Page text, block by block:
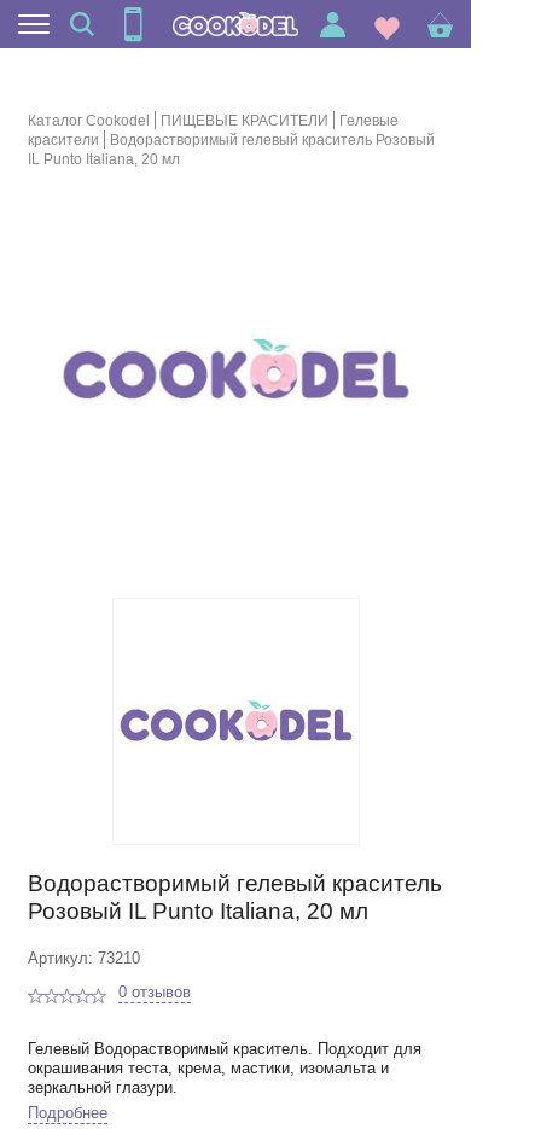
Каталог Cookodel ПИЩЕВЫЕ КРАСИТЕЛИ
Гелевые
красители
Водорастворимый гелевый краситель Розовый
IL Punto Italiana, 20 мл
Водорастворимый гелевый краситель
Розовый IL Punto Italiana, 20 мл
Артикул: 73210
0 отзывов
Гелевый Водорастворимый краситель. Подходит для
окрашивания теста, крема, мастики, изомальта и
зеркальной глазури.
Подробнее